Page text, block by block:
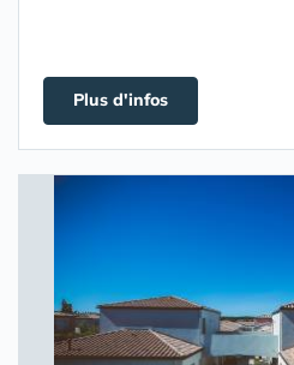
Plus d'infos